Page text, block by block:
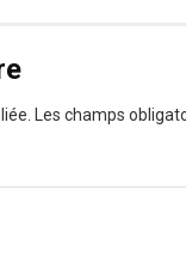
Les champs